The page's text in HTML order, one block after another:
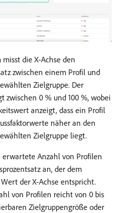
die X-Achse den
zwischen einem Profil und
Zielgruppe. Der
zwischen 0 % und 100 %, wobei
anzeigt, dass ein Profil
näher an den
Zielgruppe liegt.
erwartete Anzahl von Profilen
an, der dem
der X-Achse entspricht.
von Profilen reicht von 0 bis
Zielgruppengröße oder